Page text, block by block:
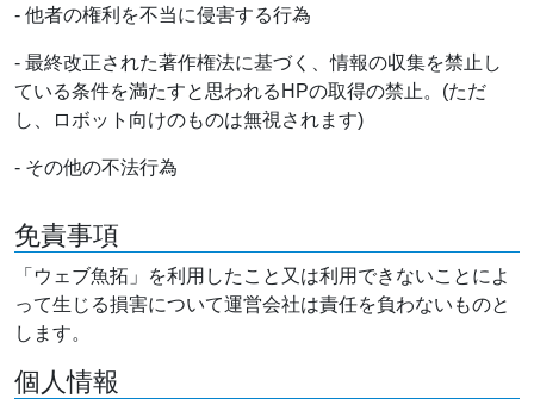
- 他者の権利を不当に侵害する行為
- 最終改正された著作権法に基づく、情報の収集を禁止し
ている条件を満たすと思われるHPの取得の禁止。(ただ
し、ロボット向けのものは無視されます)
- その他の不法行為
免責事項
「ウェブ魚拓」を利用したこと又は利用できないことによ
って生じる損害について運営会社は責任を負わないものと
します。
個人情報